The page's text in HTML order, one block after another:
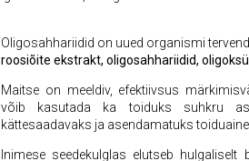
Oligosahhariidid on uued organismi
roosiõite ekstrakt, oligosahhariidid,
Maitse on meeldiv, efektiivsus
võib kasutada ka toiduks suhkru
kättesaadavaks ja asendamatuks
Inimese seedekulglas elutseb